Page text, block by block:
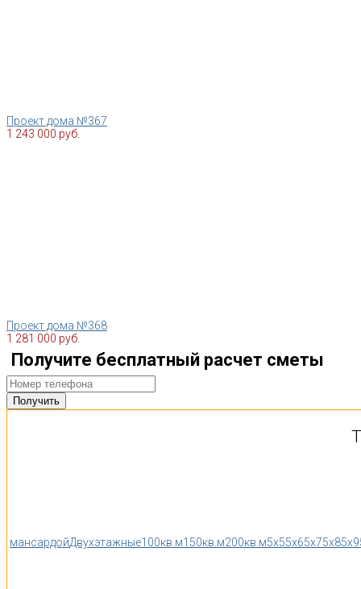
Проект дома №367
1 243 000 руб.
Проект дома №368
1 281 000 руб.
Получите бесплатный расчет сметы
мансардойДвухэтажные100кв.м150кв.м200кв.м5x55x65x75x85x9